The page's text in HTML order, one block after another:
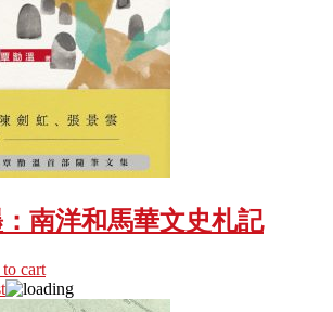
南洋和馬華文史札記
cart